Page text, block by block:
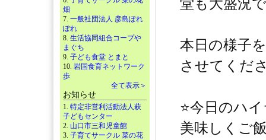
畑
7. 一般社団法人 彦島ぽれ
ぽれ
8. 生活協同組合コープや
まぐち
9. 子ども食堂 とまと
10. 岩国食育ネットワーク
歩
全て表示＞
お知らせ
1. 特定非営利活動法人萩
子どもセンター
2. 山口市三和児童館
3. 子育てサークル 菜の花
堂も大盛況
本日の様子
させてくだ
⭐️今日のハ
美味しくご